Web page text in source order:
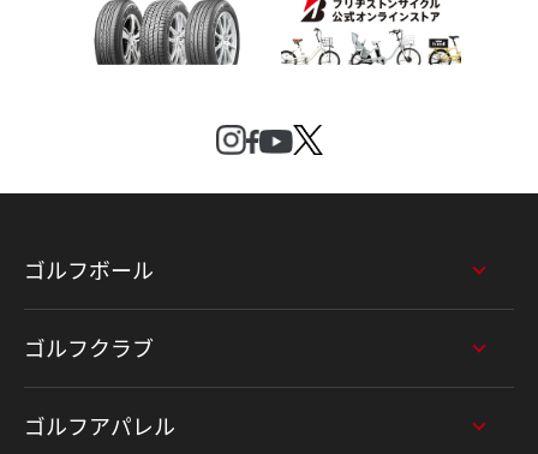
ゴルフボール
ゴルフクラブ
ゴルフアパレル